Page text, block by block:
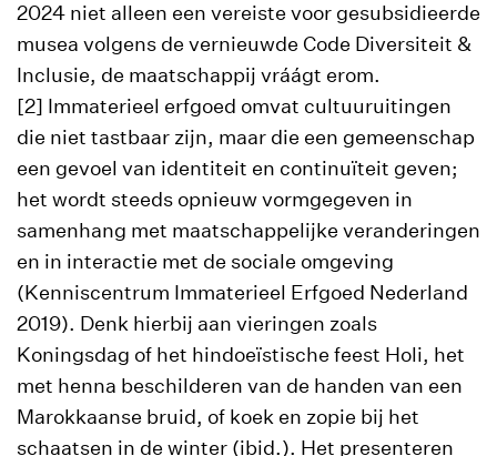
2024 niet alleen een vereiste voor gesubsidieerde
musea volgens de vernieuwde Code Diversiteit &
Inclusie, de maatschappij vráágt erom.
[2] Immaterieel erfgoed omvat cultuuruitingen
die niet tastbaar zijn, maar die een gemeenschap
een gevoel van identiteit en continuïteit geven;
het wordt steeds opnieuw vormgegeven in
samenhang met maatschappelijke veranderingen
en in interactie met de sociale omgeving
(Kenniscentrum Immaterieel Erfgoed Nederland
2019). Denk hierbij aan vieringen zoals
Koningsdag of het hindoeïstische feest Holi, het
met henna beschilderen van de handen van een
Marokkaanse bruid, of koek en zopie bij het
schaatsen in de winter (ibid.). Het presenteren